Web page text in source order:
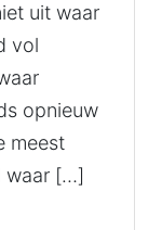
uit waar
vol
opnieuw
meest
waar […]